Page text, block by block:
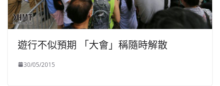
遊行不似預期 「大會」稱隨時解散
30/05/2015